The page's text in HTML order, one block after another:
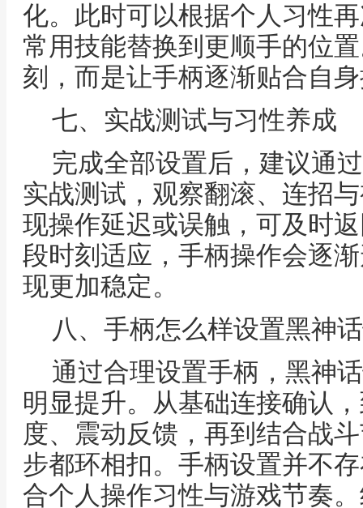
化。此时可以根据个人习性
常用技能替换到更顺手的位
刻，而是让手柄逐渐贴合自
七、实战测试与习性养成
完成全部设置后，建议通
实战测试，观察翻滚、连招
现操作延迟或误触，可及时
段时刻适应，手柄操作会逐
现更加稳定。
八、手柄怎么样设置黑神
通过合理设置手柄，黑神
明显提升。从基础连接确认
度、震动反馈，再到结合战
步都环相扣。手柄设置并不
合个人操作习性与游戏节奏